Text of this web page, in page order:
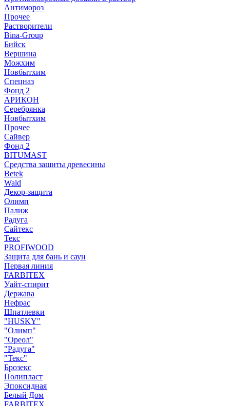
Антимороз
Прочее
Растворители
Bina-Group
Бийск
Вершина
Можхим
Новбытхим
Спецназ
Фонд 2
АРИКОН
Серебрянка
Новбытхим
Прочее
Сайвер
Фонд 2
BITUMAST
Средства защиты древесины
Betek
Wald
Декор-защита
Олимп
Палиж
Радуга
Сайтекс
Текс
PROFIWOOD
Защита для бань и саун
Первая линия
FARBITEX
Уайт-спирит
Держава
Нефрас
Шпатлевки
"HUSKY"
"Олимп"
"Ореол"
"Радуга"
"Текс"
Брозекс
Полипласт
Эпоксидная
Белый Дом
FARBITEX